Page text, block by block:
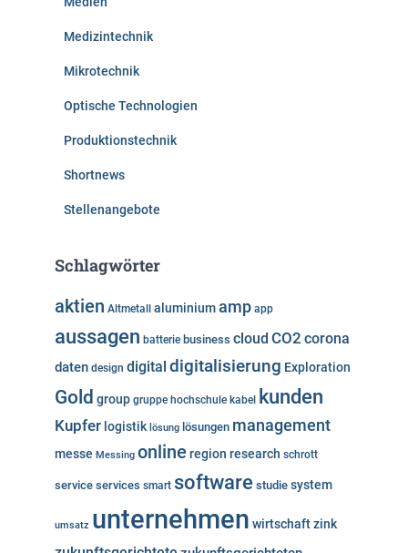
Medizintechnik
Mikrotechnik
Optische Technologien
Produktionstechnik
Shortnews
Stellenangebote
Schlagwörter
aktien Altmetall aluminiumamp app
aussagen batterie business cloud CO2 corona
daten design digital digitalisierung Exploration
Gold group gruppe hochschule kabel kunden
Kupfer logistik lösung lösungen management
messe Messing online region research schrott
service services smart software studie system
umsatz unternehmen wirtschaftzink